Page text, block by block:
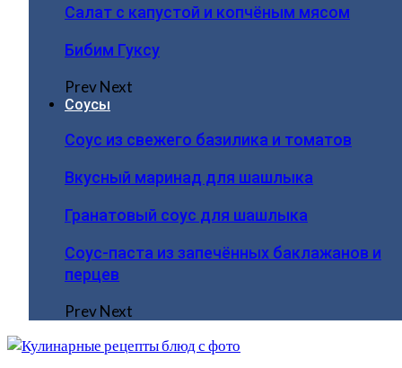
Салат с капустой и копчёным мясом
Бибим Гуксу
PrevNext
Соусы
Соус из свежего базилика и томатов
Вкусный маринад для шашлыка
Гранатовый соус для шашлыка
Соус-паста из запечённых баклажанов и
перцев
PrevNext